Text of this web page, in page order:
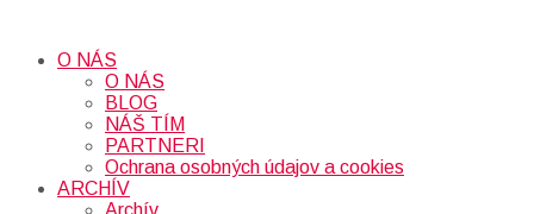
O NÁS
O NÁS
BLOG
NÁŠ TÍM
PARTNERI
Ochrana osobných údajov a cookies
ARCHÍV
Archív